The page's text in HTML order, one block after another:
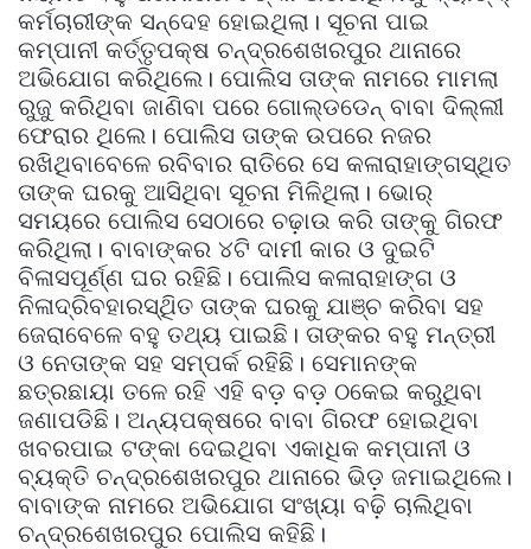
କର୍ମଚାରୀଙ୍କ ସନ୍ଦେହ ହୋଇଥିଲା। ସୂଚନା ପାଇ
କମ୍ପାନୀ କର୍ତ୍ତୃପକ୍ଷ ଚନ୍ଦ୍ରଶେଖରପୁର ଥାନାରେ
ଅଭିଯୋଗ କରିଥିଲେ। ପୋଲିସ ତାଙ୍କ ନାମରେ ମାମଲା
ରୁଜୁ କରିଥିବା ଜାଣିବା ପରେ ଗୋଲ୍ଡଡେନ୍‌ ବାବା ଦିଲ୍ଲୀ
ଫେରାର ଥିଲେ। ପୋଲିସ ତାଙ୍କ ଉପରେ ନଜର
ରଖିଥିବାବେଳେ ରବିବାର ରାତିରେ ସେ କଳାରାହାଙ୍ଗସ୍ଥିତ
ତାଙ୍କ ଘରକୁ ଆସିଥିବା ସୂଚନା ମିଳିଥିଲା। ଭୋର୍‌
ସମୟରେ ପୋଲିସ ସେଠାରେ ଚଢ଼ାଉ କରି ତାଙ୍କୁ ଗିରଫ
କରିଥିଲା। ବାବାଙ୍କର ୪ଟି ଦାମୀ କାର ଓ ଦୁଇଟି
ବିଳାସପୂର୍ଣ୍ଣ ଘର ରହିଛି। ପୋଲିସ କଳାରାହାଙ୍ଗ ଓ
ନିଳାଦ୍ରିବହାରସ୍ଥିିତ ତାଙ୍କ ଘରକୁ ଯାଞ୍ଚ କରିବା ସହ
ଜେରାବେଳେ ବହୁ ତଥ୍ୟ ପାଇଛି। ତାଙ୍କର ବହୁ ମନ୍ତ୍ରୀ
ଓ ନେତାଙ୍କ ସହ ସମ୍ପର୍କ ରହିଛି। ସେମାନଙ୍କ
ଛତ୍ରଛାୟା ତଳେ ରହି ଏହି ବଡ଼ ବଡ଼ ଠକେଇ କରୁଥିବା
ଜଣାପଡିଛି। ଅନ୍ୟପକ୍ଷରେ ବାବା ଗିରଫ ହୋଇଥିବା
ଖବରପାଇ ଟଙ୍କା ଦେଇଥିବା ଏକାଧିକ କମ୍ପାନୀ ଓ
ବ୍ୟକ୍ତି ଚନ୍ଦ୍ରଶେଖରପୁର ଥାନାରେ ଭିଡ଼ ଜମାଇଥିଲେ।
ବାବାଙ୍କ ନାମରେ ଅଭିଯୋଗ ସଂଖ୍ୟା ବଢ଼ି ଚାଲିଥିବା
ଚନ୍ଦ୍ରଶେଖରପୁର ପୋଲିସ କହିଛି।